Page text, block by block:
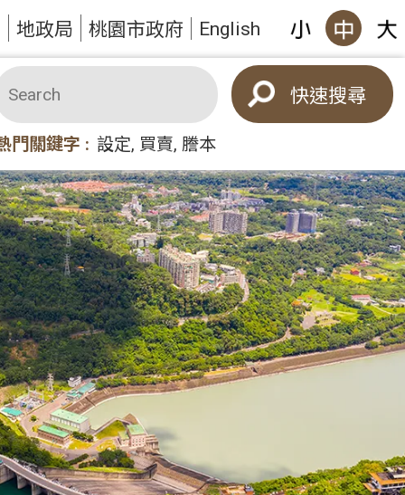
地政局 桃園市政府 English
搜尋
門關鍵字 設定 買賣 謄本